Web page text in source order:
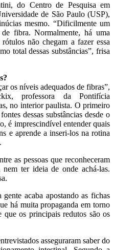
do Centro de Pesquisa em
de São Paulo (USP),
mesmo. “Dificilmente um
fibra. Normalmente, há uma
não chegam a fazer essa
total dessas substâncias”, frisa
os níveis adequados de fibras”,
professora da Pontifícia
no interior paulista. O primeiro
dessas substâncias desde o
é imprescindível entender quais
e aprende a inseri-los na rotina
as pessoas que reconheceram
ter ideia de onde achá-las.
acaba apostando as fichas
há muita propaganda em torno
que os principais redutos são os
asseguraram saber do